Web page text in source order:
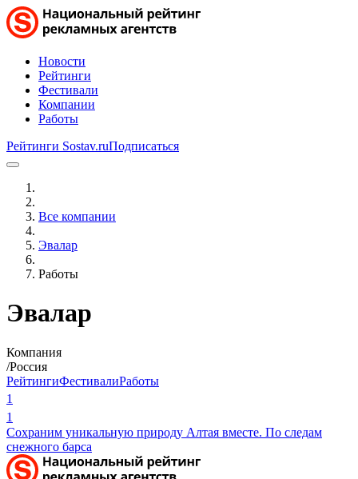
Новости
Рейтинги
Фестивали
Компании
Работы
Рейтинги Sostav.ruПодписаться
Все компании
Эвалар
Работы
Эвалар
Компания
/Россия
РейтингиФестивалиРаботы
1
1
Сохраним уникальную природу Алтая вместе. По следам
снежного барса